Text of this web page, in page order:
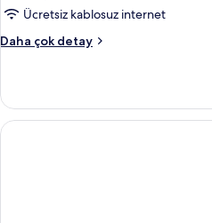
Ücretsiz kablosuz internet
Daha çok detay
Oda
detay